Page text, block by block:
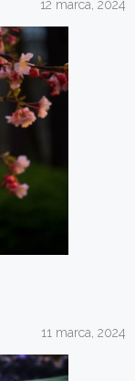
12 marca, 2024
11 marca, 2024